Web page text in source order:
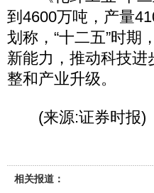
到4600万吨，产量
划称，“十二五”时期
新能力，推动科技
整和产业升级。
(来源:证券时报)
相关报道：